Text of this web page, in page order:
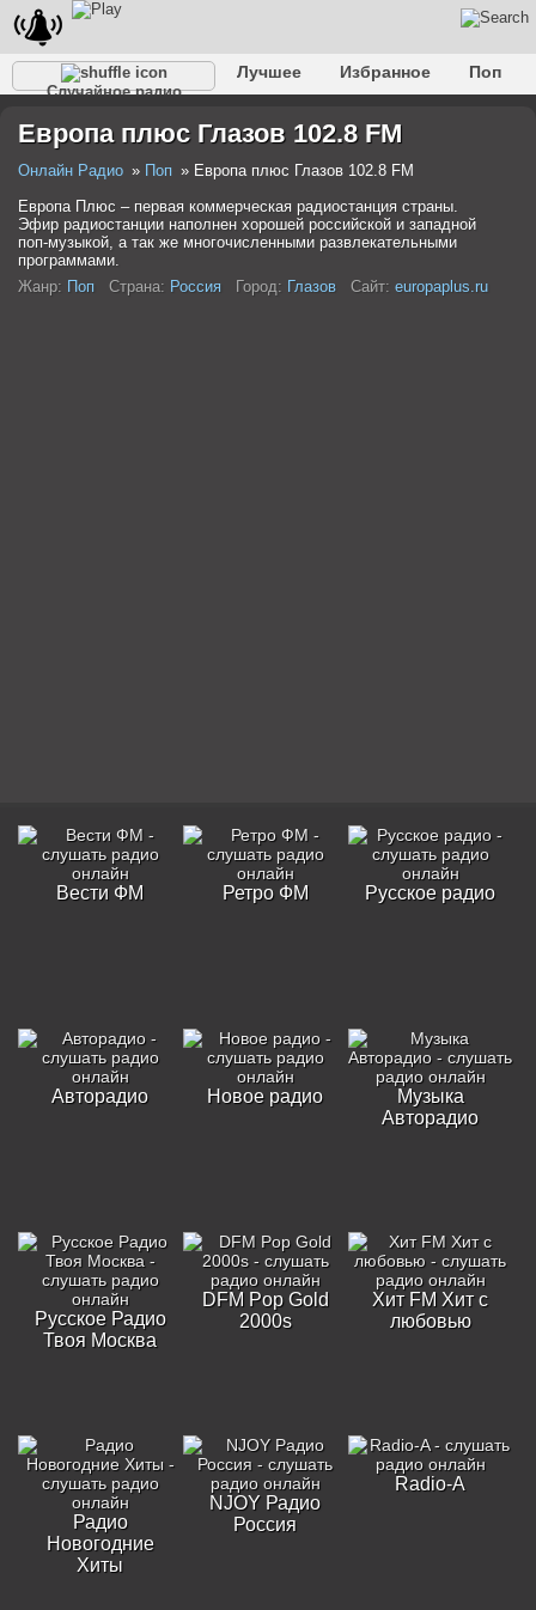
Случайное радио
Лучшее Избранное
Поп
Разговорное
Рэп Транс Дип-хаус
Европа плюс Глазов 102.8 FM
Онлайн Радио Поп
Европа плюс Глазов 102.8 FM
Европа Плюс – первая коммерческая радиостанция страны.
Эфир радиостанции наполнен хорошей российской и западной
поп-музыкой, а так же многочисленными развлекательными
программами.
Жанр: Поп Страна: Россия Город: Глазов Сайт: europaplus.ru
Вести ФМ Ретро ФМ Русское радио
Авторадио Новое радио
Музыка
Авторадио
Русское Радио
Твоя Москва
DFM Pop Gold
2000s
Хит FM Хит с
любовью
Радио
Новогодние
Хиты
NJOY Радио
Россия
Radio-A